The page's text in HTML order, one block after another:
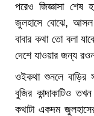
পরেও জিজ্ঞাসা শেষ
জুলহাসে বোঝে, আসল
বাবার কথা তো বলা
দেশে যাওয়ার জন্য
ওইকথা শুনলে
বুজির কান্দাকাটিও
কথাটা একদম